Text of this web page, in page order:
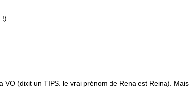
!)
(dixit un TIPS, le vrai prénom de Rena est Reina). Mais